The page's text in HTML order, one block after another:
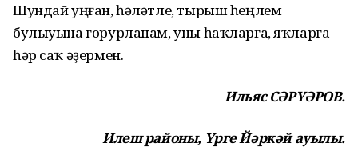
Шундай уңған, һәләтле, тырыш һеңлем
булыуына ғорурланам, уны һаҡларға, яҡларға
һәр саҡ әҙермен.
Ильяс СӘРҮӘРОВ.
Илеш районы, Үрге Йәркәй ауылы.